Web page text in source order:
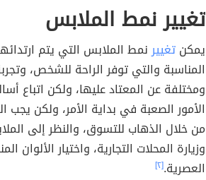
تغيير نمط الملابس
يمكنتغييرنمط الملابس التي يتم
المناسبة والتي توفر الراحة للشخص،
ومختلفة عن المعتاد عليها، ولكن اتباع
الأمور الصعبة في بداية الأمر، ولكن يجب
من خلال الذهاب للتسوق، والنظر إلى
وزيارة المحلات التجارية، واختيار الألوان
العصرية.[٢]